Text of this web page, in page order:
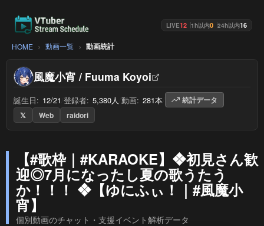
LIVE12 1h以内0 24h以内16
HOME 動画一覧 動画統計
風魔小宵 / Fuuma Koyoi
誕生日: 12/21 登録者: 5,380人 動画: 281本
統計データ
𝕏
Web raidori
【#歌枠｜#KARAOKE】❖初見さん歓
迎◎7月になったし夏の歌うたう
か！！！ ❖【ゆにふぃ！｜#風魔小
宵】
個別動画のチャット・支援イベント解析データ